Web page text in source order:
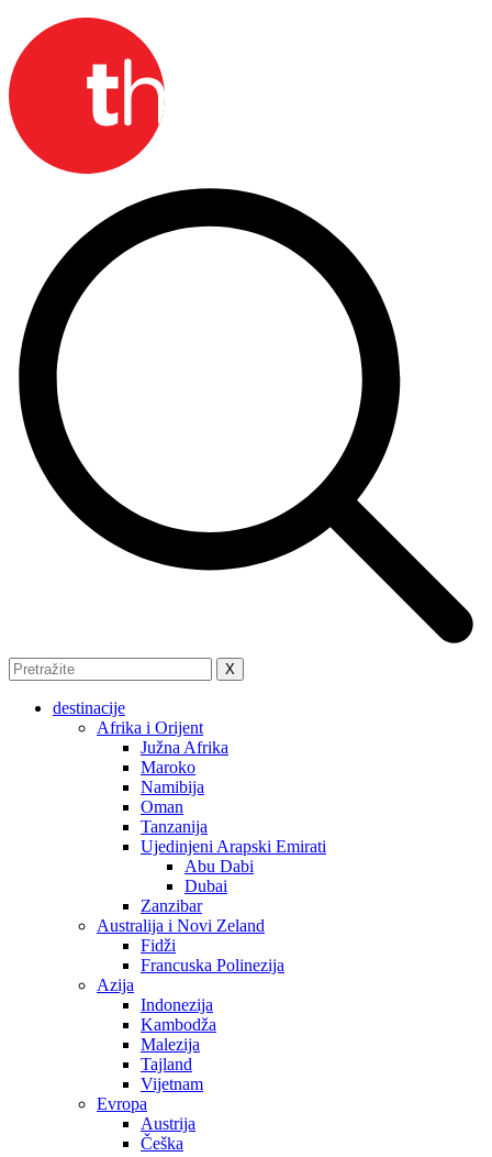
X
destinacije
Afrika i Orijent
Južna Afrika
Maroko
Namibija
Oman
Tanzanija
Ujedinjeni Arapski Emirati
Abu Dabi
Dubai
Zanzibar
Australija i Novi Zeland
Fidži
Francuska Polinezija
Azija
Indonezija
Kambodža
Malezija
Tajland
Vijetnam
Evropa
Austrija
Češka